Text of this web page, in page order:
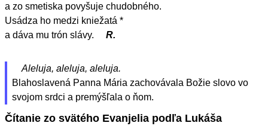
a zo smetiska povyšuje chudobného.
Usádza ho medzi kniežatá *
a dáva mu trón slávy.
R.
Aleluja, aleluja, aleluja.
Blahoslavená Panna Mária zachovávala Božie slovo vo
svojom srdci a premýšľala o ňom.
Čítanie zo svätého Evanjelia podľa Lukáša